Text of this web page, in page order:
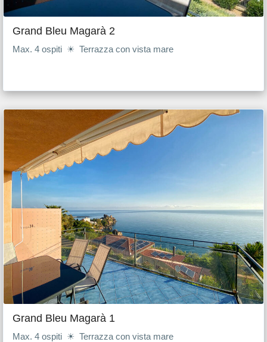
Grand Bleu Magarà 2
Max. 4 ospiti ☀ Terrazza con vista mare
Grand Bleu Magarà 1
Max. 4 ospiti ☀ Terrazza con vista mare